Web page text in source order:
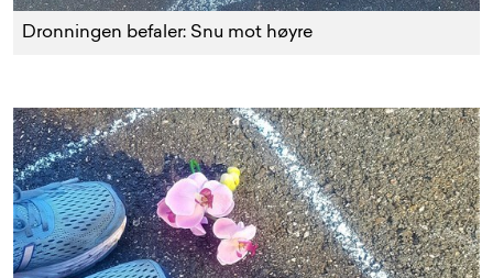
Dronningen befaler: Snu mot høyre